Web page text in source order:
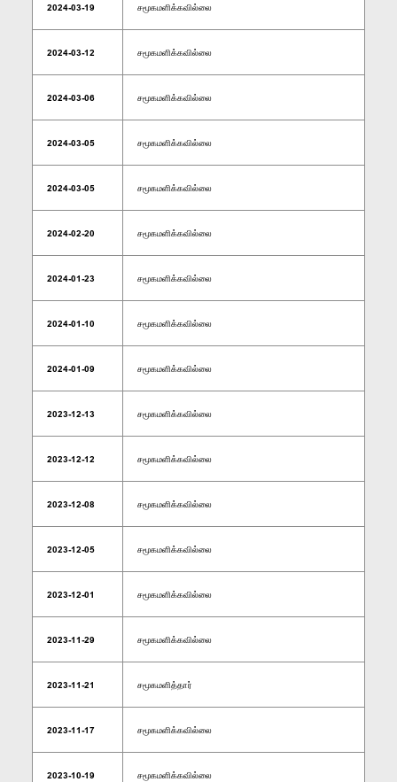
2024-03-19 சமூகமளிக்கவில்லை
2024-03-12 சமூகமளிக்கவில்லை
2024-03-06 சமூகமளிக்கவில்லை
2024-03-05 சமூகமளிக்கவில்லை
2024-03-05 சமூகமளிக்கவில்லை
2024-02-20 சமூகமளிக்கவில்லை
2024-01-23 சமூகமளிக்கவில்லை
2024-01-10 சமூகமளிக்கவில்லை
2024-01-09 சமூகமளிக்கவில்லை
2023-12-13 சமூகமளிக்கவில்லை
2023-12-12 சமூகமளிக்கவில்லை
2023-12-08 சமூகமளிக்கவில்லை
2023-12-05 சமூகமளிக்கவில்லை
2023-12-01 சமூகமளிக்கவில்லை
2023-11-29 சமூகமளிக்கவில்லை
2023-11-21 சமூகமளித்தார்
2023-11-17 சமூகமளிக்கவில்லை
2023-10-19 சமூகமளிக்கவில்லை